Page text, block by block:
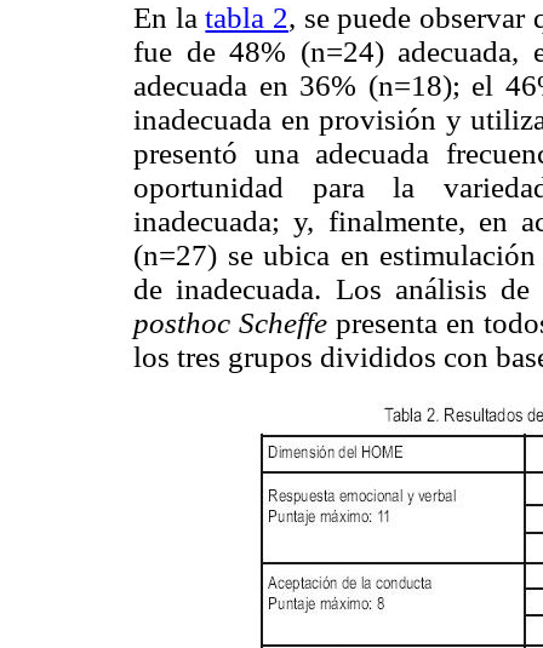
En latabla 2, se puede
fue de 48% (n=24) adecuada,
adecuada en 36% (n=18); el
inadecuada en provisión y
presentó una adecuada
oportunidad para la
inadecuada; y, finalmente, en
(n=27) se ubica en
de inadecuada. Los análisis
posthoc Scheffe presenta en
los tres grupos divididos con